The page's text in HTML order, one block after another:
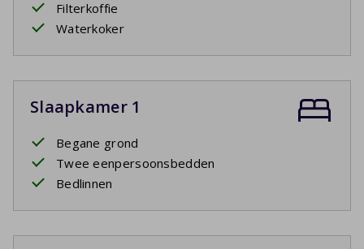
Filterkoffie
Waterkoker
Slaapkamer 1
Begane grond
Twee eenpersoonsbedden
Bedlinnen